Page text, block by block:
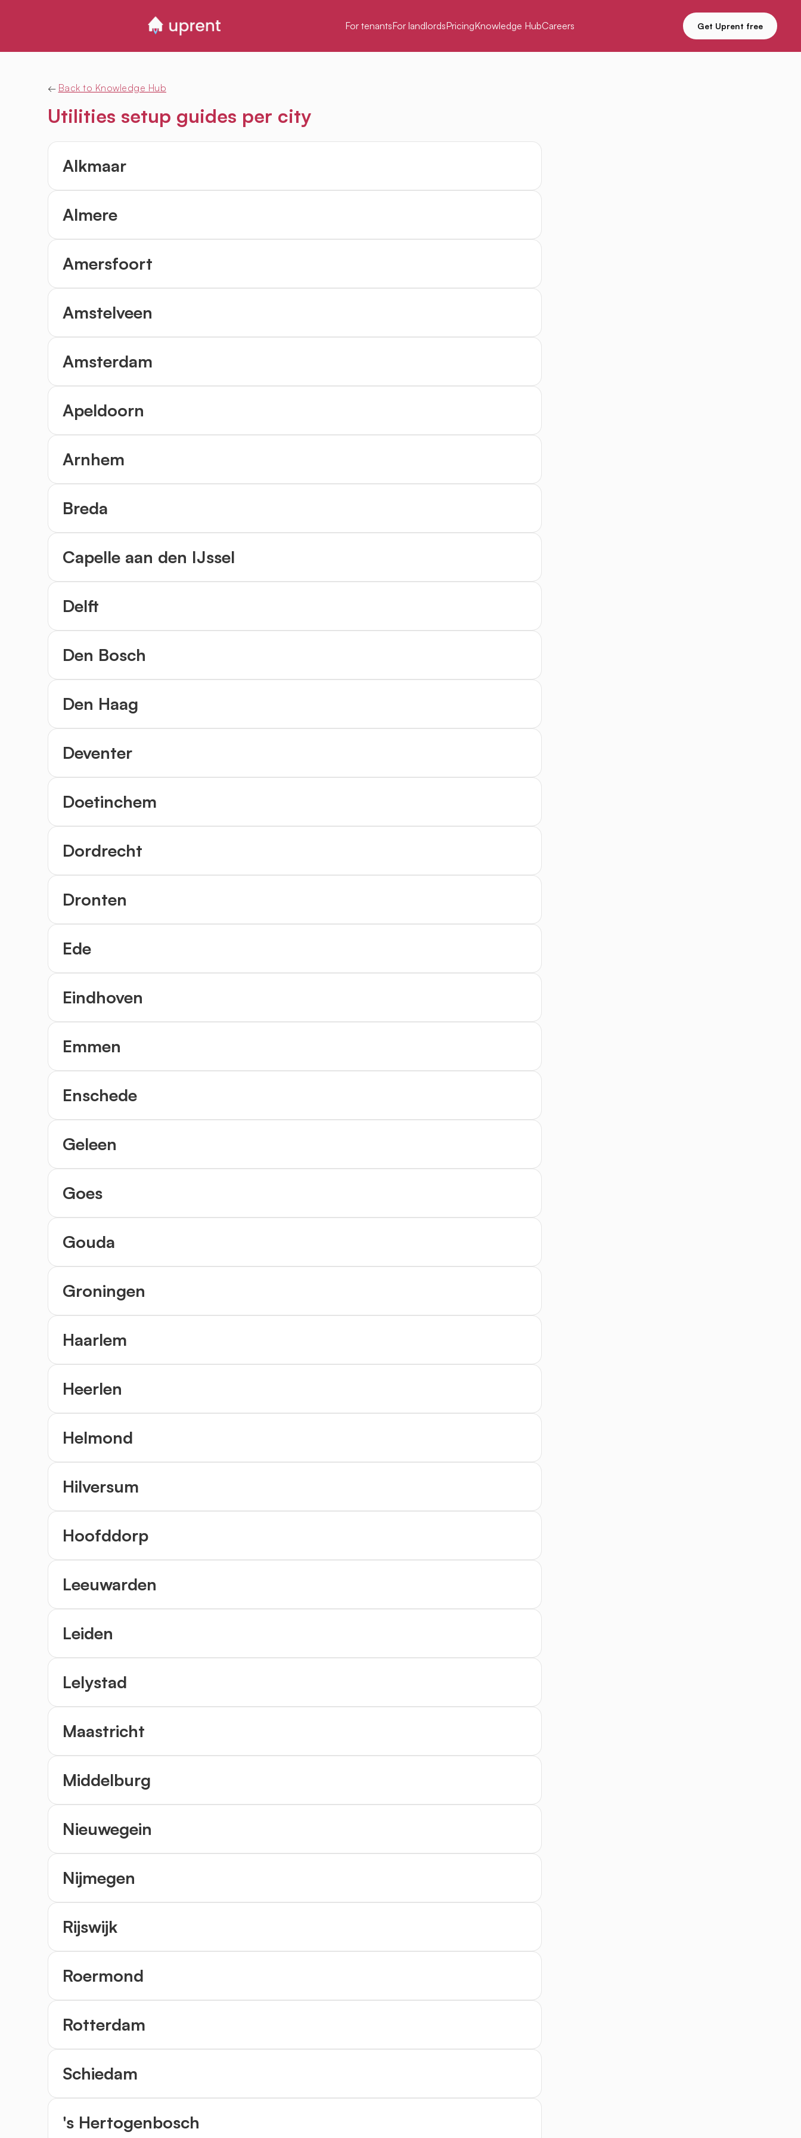
For tenantsFor landlordsPricingKnowledge HubCareers Get Uprent free
← Back to Knowledge Hub
Utilities setup guides per city
Alkmaar
Almere
Amersfoort
Amstelveen
Amsterdam
Apeldoorn
Arnhem
Breda
Capelle aan den IJssel
Delft
Den Bosch
Den Haag
Deventer
Doetinchem
Dordrecht
Dronten
Ede
Eindhoven
Emmen
Enschede
Geleen
Goes
Gouda
Groningen
Haarlem
Heerlen
Helmond
Hilversum
Hoofddorp
Leeuwarden
Leiden
Lelystad
Maastricht
Middelburg
Nieuwegein
Nijmegen
Rijswijk
Roermond
Rotterdam
Schiedam
's Hertogenbosch